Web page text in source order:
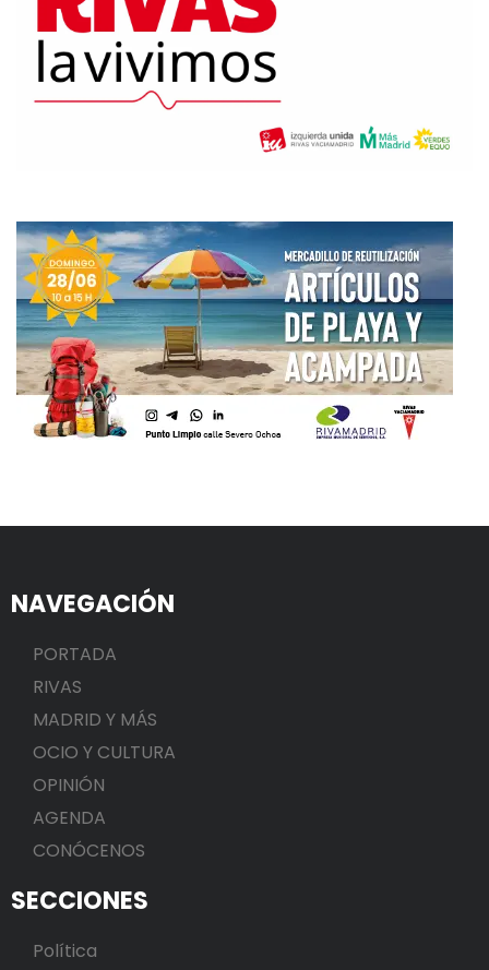
NAVEGACIÓN
PORTADA
RIVAS
MADRID Y MÁS
OCIO Y CULTURA
OPINIÓN
AGENDA
CONÓCENOS
SECCIONES
Política